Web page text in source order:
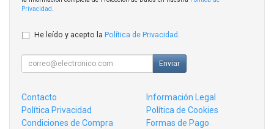
Privacidad
He leído y acepto la Política de Privacidad .
Enviar
Contacto
Información Legal
Política Privacidad
Política de Cookies
Condiciones de Compra
Formas de Pago